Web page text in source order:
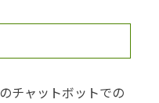
チャットボットでの